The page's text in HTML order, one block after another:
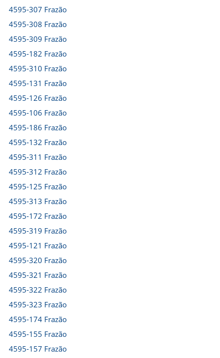
4595-307 Frazão
4595-308 Frazão
4595-309 Frazão
4595-182 Frazão
4595-310 Frazão
4595-131 Frazão
4595-126 Frazão
4595-106 Frazão
4595-186 Frazão
4595-132 Frazão
4595-311 Frazão
4595-312 Frazão
4595-125 Frazão
4595-313 Frazão
4595-172 Frazão
4595-319 Frazão
4595-121 Frazão
4595-320 Frazão
4595-321 Frazão
4595-322 Frazão
4595-323 Frazão
4595-174 Frazão
4595-155 Frazão
4595-157 Frazão